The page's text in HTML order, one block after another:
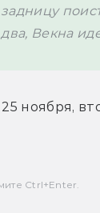
Векна
ноября,
Ctrl+Enter.